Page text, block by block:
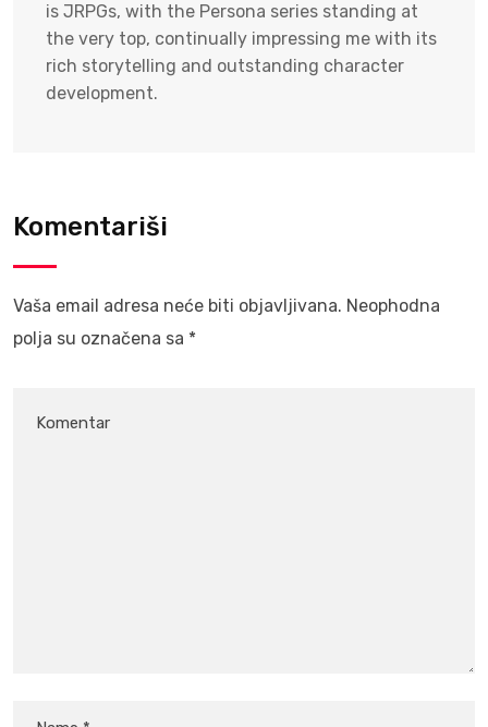
is JRPGs, with the Persona series standing at
the very top, continually impressing me with its
rich storytelling and outstanding character
development.
Komentariši
Vaša email adresa neće biti objavljivana. Neophodna
polja su označena sa *